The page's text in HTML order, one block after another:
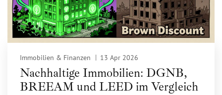
Immobilien & Finanzen 13 Apr 2026
Nachhaltige Immobilien: DGNB,
BREEAM und LEED im Vergleich